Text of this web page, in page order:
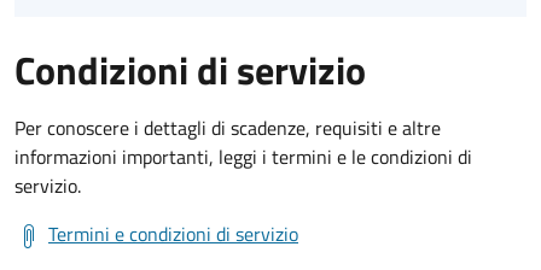
Condizioni di servizio
Per conoscere i dettagli di scadenze, requisiti e altre
informazioni importanti, leggi i termini e le condizioni di
servizio.
Termini e condizioni di servizio